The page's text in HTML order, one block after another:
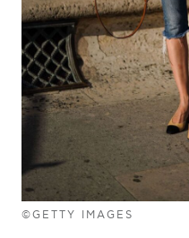
©GETTY IMAGES